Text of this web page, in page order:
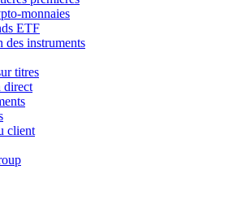
monnaies
ETF
des instruments
titres
direct
client